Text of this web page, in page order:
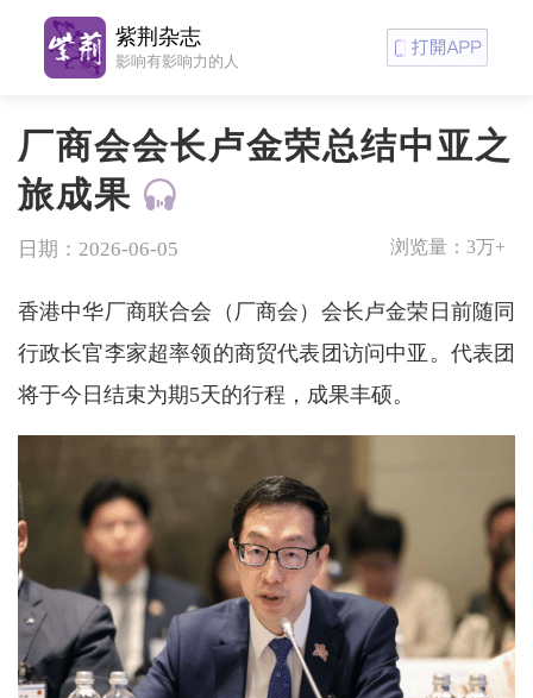
厂商会会长卢金荣总结中亚之
旅成果
日期：2026-06-05 浏览量： 3万+
香港中华厂商联合会（厂商会）会长卢金荣日前随同
行政长官李家超率领的商贸代表团访问中亚。代表团
将于今日结束为期5天的行程，成果丰硕。
紫荆杂志
影响有影响力的人